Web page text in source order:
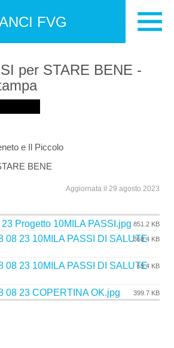
FVG
per STARE BENE -
e Il Piccolo
BENE
Aggiornata il 29 agosto 2023
Progetto 10MILA PASSI.jpg 851.2 KB
08 23 10MILA PASSI DI SALUTE368.4 KB
08 23 10MILA PASSI DI SALUTE65.4 KB
08 23 COPERTINA OK.jpg 399.7 KB